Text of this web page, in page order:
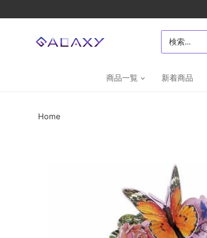
to
商品一覧 新着商品
Home